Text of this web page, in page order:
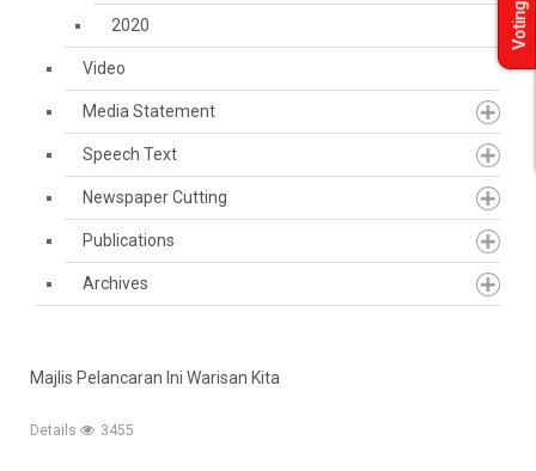
2020
Video
Media Statement
Speech Text
Newspaper Cutting
Publications
Archives
Majlis Pelancaran Ini Warisan Kita
Details 3455
Voting